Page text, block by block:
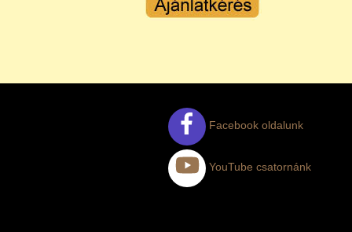
Facebook oldalunk
YouTube csatornánk